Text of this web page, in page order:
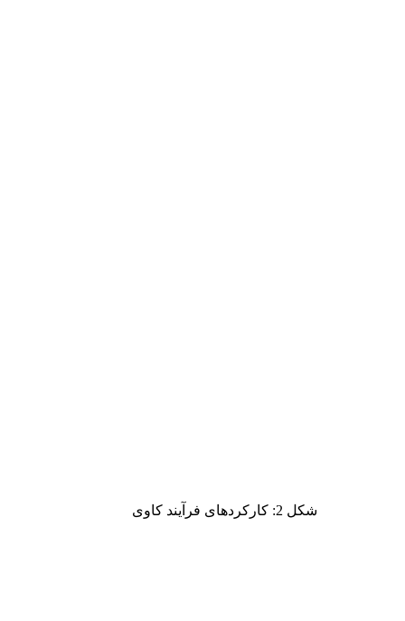
شکل 2: کارکردهای فرآیند کاوی